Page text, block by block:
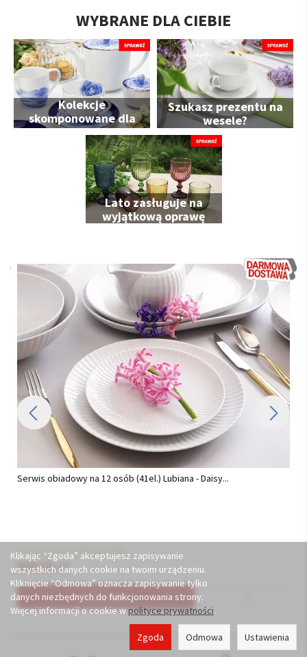
WYBRANE DLA CIEBIE
Kolekcje
skomponowane dla
Ciebie
Szukasz prezentu na
wesele?
Lato zasługuje na
wyjątkową oprawę
Serwis obiadowy na 12 osób (44 el) Chodzież - Akcent C000 BIAŁY
Dostępny (wysyłka do 48h)
878,00 zł
Do koszyka
Klikając “Zgoda” akceptujesz zapisywanie
wszystkich danych cookie na twoim urządzeniu.
Kliknięcie “Odmowa” oznacza zapisywanie tylko
danych niezbędnych do funkcjonowania strony.
Więcej informacji o cookie wpolityce prywatności.
Ustawienia
Odmowa
Zgoda